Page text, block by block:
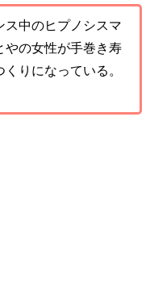
ス中のヒプノシスマ
やの女性が手巻き寿
りになっている。